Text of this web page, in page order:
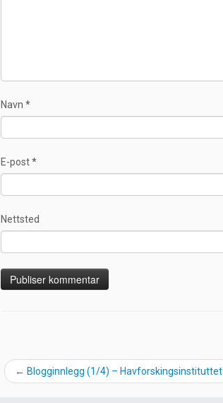
Navn *
E-post*
Nettsted
← Blogginnlegg (1/4) – Havforskingsinstituttet